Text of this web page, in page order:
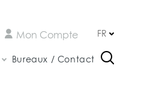
FR
Mon Compte
Bureaux / Contact